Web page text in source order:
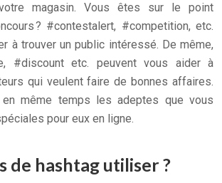
magasin. Vous êtes sur le point
? #contestalert, #competition, etc.
à trouver un public intéressé. De même,
#discount etc. peuvent vous aider à
qui veulent faire de bonnes affaires.
même temps les adeptes que vous
pour eux en ligne.
de hashtag utiliser ?